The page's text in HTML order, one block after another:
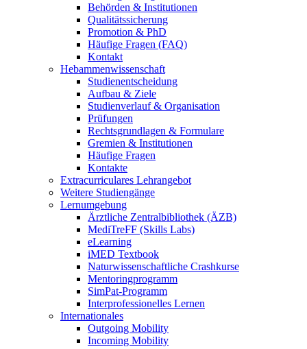
Behörden & Institutionen
Qualitätssicherung
Promotion & PhD
Häufige Fragen (FAQ)
Kontakt
Hebammenwissenschaft
Studienentscheidung
Aufbau & Ziele
Studienverlauf & Organisation
Prüfungen
Rechtsgrundlagen & Formulare
Gremien & Institutionen
Häufige Fragen
Kontakte
Extracurriculares Lehrangebot
Weitere Studiengänge
Lernumgebung
Ärztliche Zentralbibliothek (ÄZB)
MediTreFF (Skills Labs)
eLearning
iMED Textbook
Naturwissenschaftliche Crashkurse
Mentoringprogramm
SimPat-Programm
Interprofessionelles Lernen
Internationales
Outgoing Mobility
Incoming Mobility